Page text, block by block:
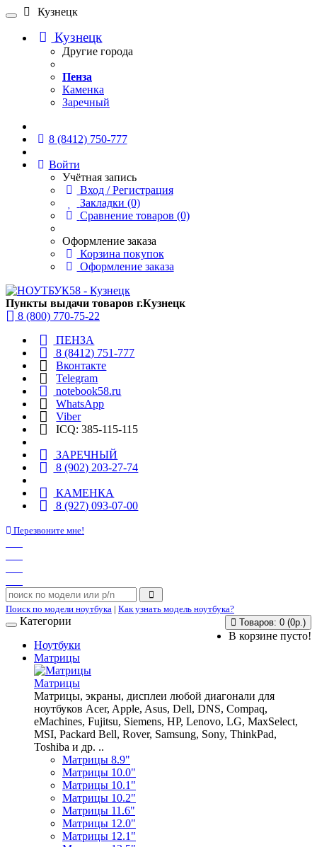
Кузнецк
Кузнецк
Другие города
Пенза
Каменка
Заречный
8 (8412) 750-777
Войти
Учётная запись
Вход / Регистрация
Закладки (0)
Сравнение товаров (0)
Оформление заказа
Корзина покупок
Оформление заказа
Пункты выдачи товаров г.Кузнецк
8 (800) 770-75-22
ПЕНЗА
8 (8412) 751-777
Вконтакте
Telegram
notebook58.ru
WhatsApp
Viber
ICQ: 385-115-115
ЗАРЕЧНЫЙ
8 (902) 203-27-74
КАМЕНКА
8 (927) 093-07-00
Перезвоните мне!
Поиск по модели ноутбука | Как узнать модель ноутбука?
Товаров: 0 (0р.)
В корзине пусто!
Категории
Ноутбуки
Матрицы
Матрицы
Матрицы, экраны, дисплеи любой диагонали для
ноутбуков Acer, Apple, Asus, Dell, DNS, Compaq,
eMachines, Fujitsu, Siemens, HP, Lenovo, LG, MaxSelect,
MSI, Packard Bell, Rover, Samsung, Sony, ThinkPad,
Toshiba и др. ..
Матрицы 8.9"
Матрицы 10.0"
Матрицы 10.1"
Матрицы 10.2"
Матрицы 11.6"
Матрицы 12.0"
Матрицы 12.1"